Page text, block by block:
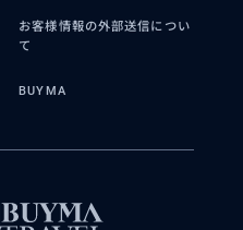
お客様情報の外部送信につい
て
BUYMA